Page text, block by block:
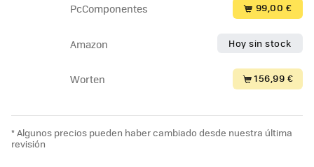
PcComponentes 99,00 €
Amazon Hoy sin stock
Worten 156,99 €
* Algunos precios pueden haber cambiado desde nuestra última
revisión